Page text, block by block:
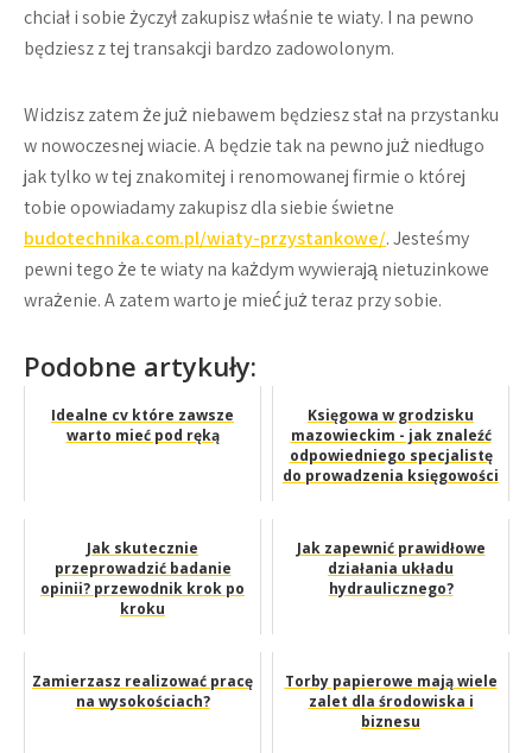
chciał i sobie życzył zakupisz właśnie te wiaty. I na pewno
będziesz z tej transakcji bardzo zadowolonym.
Widzisz zatem że już niebawem będziesz stał na przystanku
w nowoczesnej wiacie. A będzie tak na pewno już niedługo
jak tylko w tej znakomitej i renomowanej firmie o której
tobie opowiadamy zakupisz dla siebie świetne
budotechnika.com.pl/wiaty-przystankowe/. Jesteśmy
pewni tego że te wiaty na każdym wywierają nietuzinkowe
wrażenie. A zatem warto je mieć już teraz przy sobie.
Podobne artykuły:
Idealne cv które zawsze
warto mieć pod ręką
Księgowa w grodzisku
mazowieckim - jak znaleźć
odpowiedniego specjalistę
do prowadzenia księgowości
Jak skutecznie
przeprowadzić badanie
opinii? przewodnik krok po
kroku
Jak zapewnić prawidłowe
działania układu
hydraulicznego?
Zamierzasz realizować pracę
na wysokościach?
Torby papierowe mają wiele
zalet dla środowiska i
biznesu